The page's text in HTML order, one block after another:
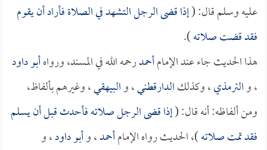
عليه وسلم قال: (إذا قضى الرجل التشهد في الصلاة فأراد أن يقوم
فقد قضت صلاته).
هذا الحديث جاء عند الإمامأحمدرحمه الله في المسند، ورواهأبو داود
، والترمذي، وكذلكالدارقطني، والبيهقي، وغيرهم بألفاظ،
ومن ألفاظه: أنه قال: (إذا قضى الرجل صلاته فأحدث قبل أن يسلم
فقد تمت صلاته)، الحديث رواه الإمامأحمد، وأبو داود، و